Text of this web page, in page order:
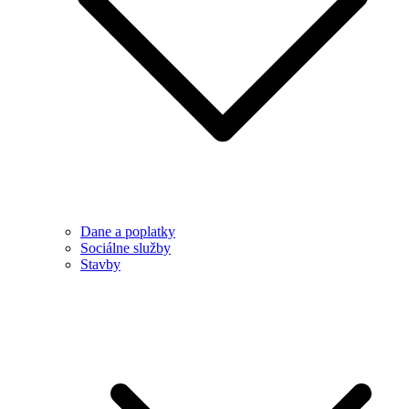
Dane a poplatky
Sociálne služby
Stavby